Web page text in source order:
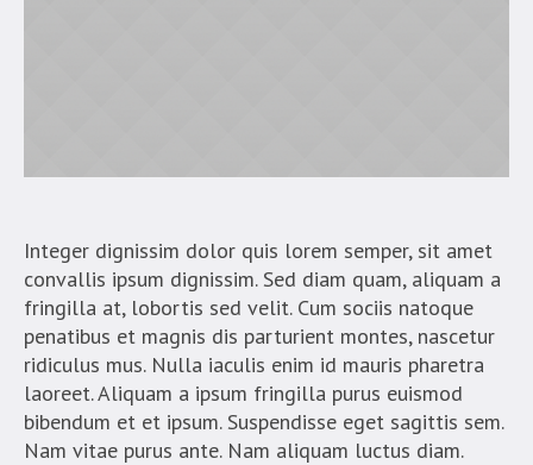
Integer dignissim dolor quis lorem semper, sit amet
convallis ipsum dignissim. Sed diam quam, aliquam a
fringilla at, lobortis sed velit. Cum sociis natoque
penatibus et magnis dis parturient montes, nascetur
ridiculus mus. Nulla iaculis enim id mauris pharetra
laoreet. Aliquam a ipsum fringilla purus euismod
bibendum et et ipsum. Suspendisse eget sagittis sem.
Nam vitae purus ante. Nam aliquam luctus diam.